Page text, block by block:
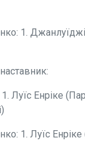
1.
Луїс Енріке
1. Луїс